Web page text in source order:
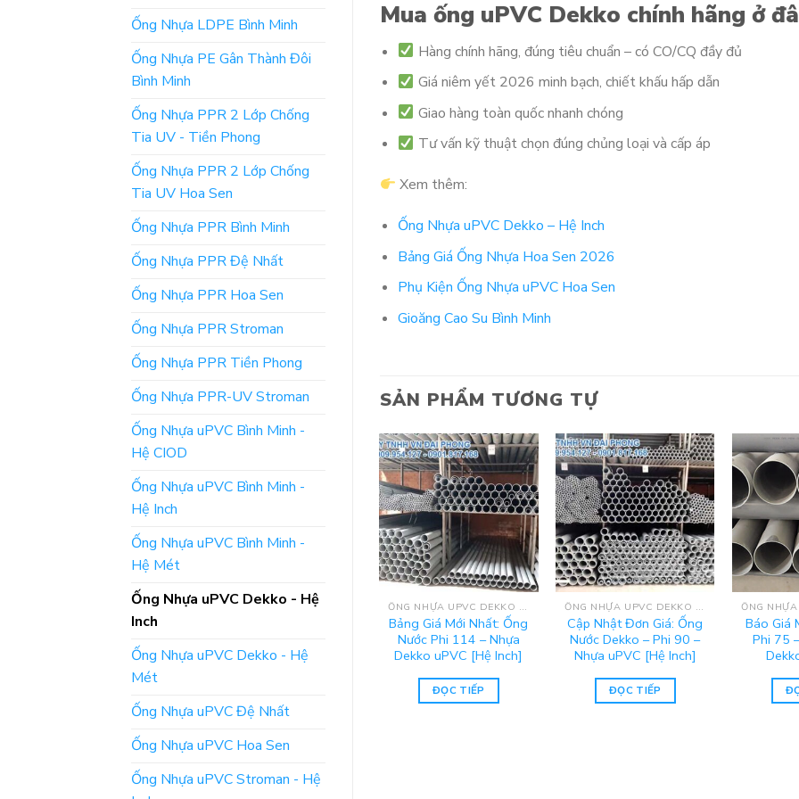
Ống Nhựa LDPE Bình Minh
Ống Nhựa PE Gân Thành Đôi
Bình Minh
Ống Nhựa PPR 2 Lớp Chống
Tia UV - Tiền Phong
Ống Nhựa PPR 2 Lớp Chống
Tia UV Hoa Sen
Ống Nhựa PPR Bình Minh
Ống Nhựa PPR Đệ Nhất
Ống Nhựa PPR Hoa Sen
Ống Nhựa PPR Stroman
Ống Nhựa PPR Tiền Phong
Ống Nhựa PPR-UV Stroman
Ống Nhựa uPVC Bình Minh -
Hệ CIOD
Ống Nhựa uPVC Bình Minh -
Hệ Inch
Ống Nhựa uPVC Bình Minh -
Hệ Mét
Ống Nhựa uPVC Dekko - Hệ
Inch
Ống Nhựa uPVC Dekko - Hệ
Mét
Ống Nhựa uPVC Đệ Nhất
Ống Nhựa uPVC Hoa Sen
Ống Nhựa uPVC Stroman - Hệ
Mua ống uPVC Dekko chính hãng ở
Hàng chính hãng, đúng tiêu chuẩn – có CO/CQ đầy đủ
Giá niêm yết 2026 minh bạch, chiết khấu hấp dẫn
Giao hàng toàn quốc nhanh chóng
Tư vấn kỹ thuật chọn đúng chủng loại và cấp áp
Xem thêm:
Ống Nhựa uPVC Dekko – Hệ Inch
Bảng Giá Ống Nhựa Hoa Sen 2026
Phụ Kiện Ống Nhựa uPVC Hoa Sen
Gioăng Cao Su Bình Minh
SẢN PHẨM TƯƠNG TỰ
ỐNG NHỰA UPVC DEKKO - HỆ INCH
Bảng Giá Mới Nhất: Ống
Nước Phi 114 – Nhựa
Dekko uPVC [Hệ Inch]
ĐỌC TIẾP
ỐNG NHỰA UPVC DEKKO - HỆ INCH
Cập Nhật Đơn Giá: Ống
Nước Dekko – Phi 90 –
Nhựa uPVC [Hệ Inch]
ĐỌC TIẾP
Báo Giá
Phi 75
ỐNG NHỰA UPVC DEKKO - HỆ INCH
Báo Giá Mới Nhất: Ống
Nhựa uPVC [Hệ Inch]
Phi 220